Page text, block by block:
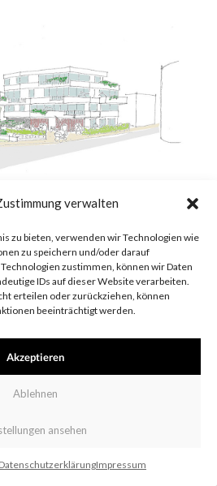
verwalten
zu bieten, verwenden wir Technologien wie
zu speichern und/oder darauf
zustimmen, können wir Daten
IDs auf dieser Website verarbeiten.
erteilen oder zurückziehen, können
beeinträchtigt werden.
Akzeptieren
Ablehnen
ansehen
DatenschutzerklärungImpressum